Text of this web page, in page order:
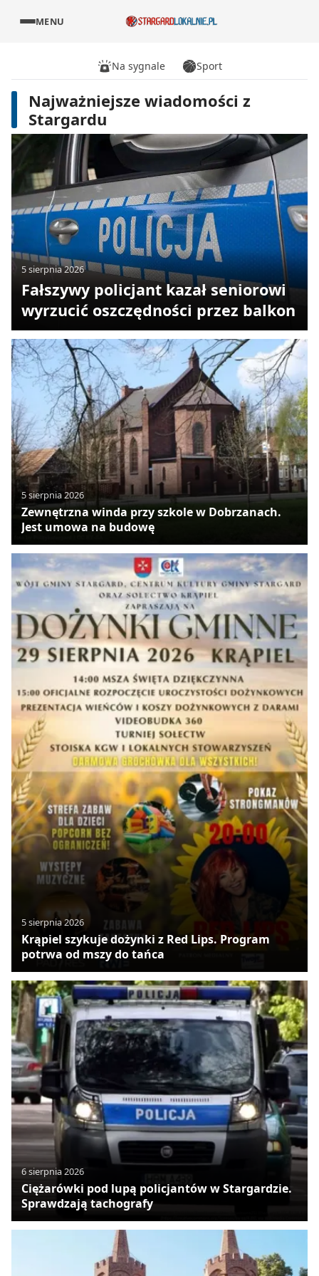
MENU
Na sygnale Sport
Najważniejsze wiadomości z
Stargardu
5 sierpnia 2026
Fałszywy policjant kazał seniorowi
wyrzucić oszczędności przez balkon
5 sierpnia 2026
Zewnętrzna winda przy szkole w Dobrzanach.
Jest umowa na budowę
5 sierpnia 2026
Krąpiel szykuje dożynki z Red Lips. Program
potrwa od mszy do tańca
6 sierpnia 2026
Ciężarówki pod lupą policjantów w Stargardzie.
Sprawdzają tachografy